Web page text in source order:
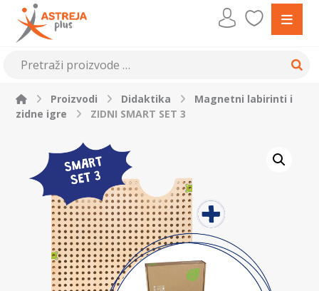
Proizvodi Didaktika
Magnetni labirinti i
zidne igre
ZIDNI SMART SET 3